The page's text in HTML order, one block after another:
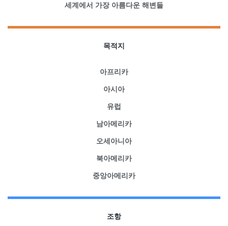
세계에서 가장 아름다운 해변들
목적지
아프리카
아시아
유럽
남아메리카
오세아니아
북아메리카
중앙아메리카
조항